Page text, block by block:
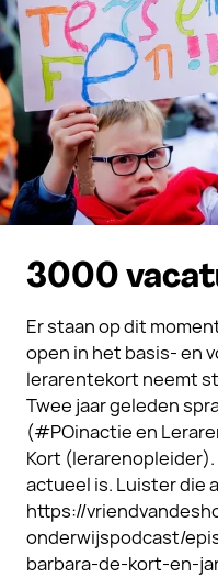
3000
Er staan op dit
open in het basis- en
lerarentekort neemt
Twee jaar geleden
(#POinactie en
Kort
actueel is. Luister die
https://
onderwijspodcast/
barbara-de-kort-en-